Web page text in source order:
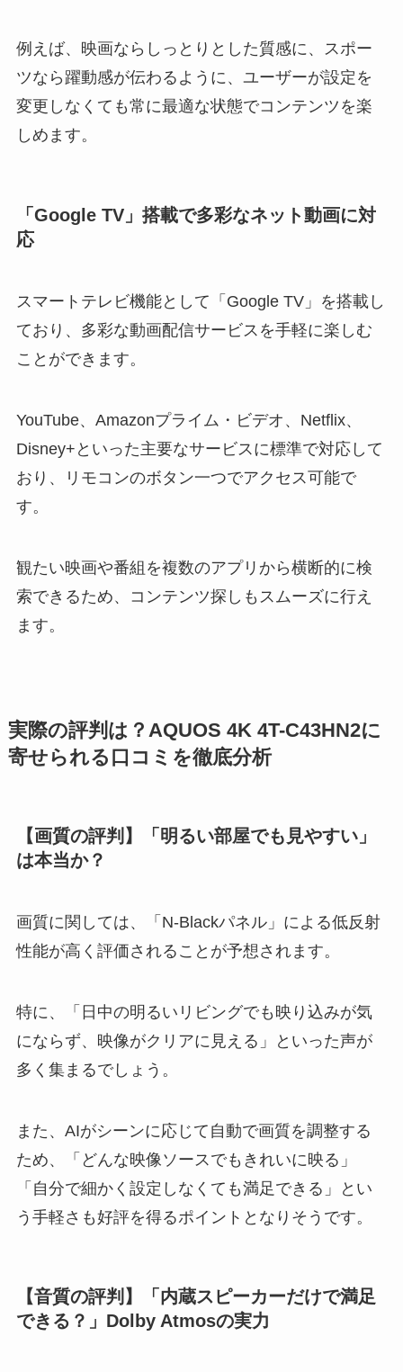
例えば、映画ならしっとりとした質感に、スポー
ツなら躍動感が伝わるように、ユーザーが設定を
変更しなくても常に最適な状態でコンテンツを楽
しめます。
「Google TV」搭載で多彩なネット動画に対
応
スマートテレビ機能として「Google TV」を搭載し
ており、多彩な動画配信サービスを手軽に楽しむ
ことができます。
YouTube、Amazonプライム・ビデオ、Netflix、
Disney+といった主要なサービスに標準で対応して
おり、リモコンのボタン一つでアクセス可能で
す。
観たい映画や番組を複数のアプリから横断的に検
索できるため、コンテンツ探しもスムーズに行え
ます。
実際の評判は？AQUOS 4K 4T-C43HN2に
寄せられる口コミを徹底分析
【画質の評判】「明るい部屋でも見やすい」
は本当か？
画質に関しては、「N-Blackパネル」による低反射
性能が高く評価されることが予想されます。
特に、「日中の明るいリビングでも映り込みが気
にならず、映像がクリアに見える」といった声が
多く集まるでしょう。
また、AIがシーンに応じて自動で画質を調整する
ため、「どんな映像ソースでもきれいに映る」
「自分で細かく設定しなくても満足できる」とい
う手軽さも好評を得るポイントとなりそうです。
【音質の評判】「内蔵スピーカーだけで満足
できる？」Dolby Atmosの実力